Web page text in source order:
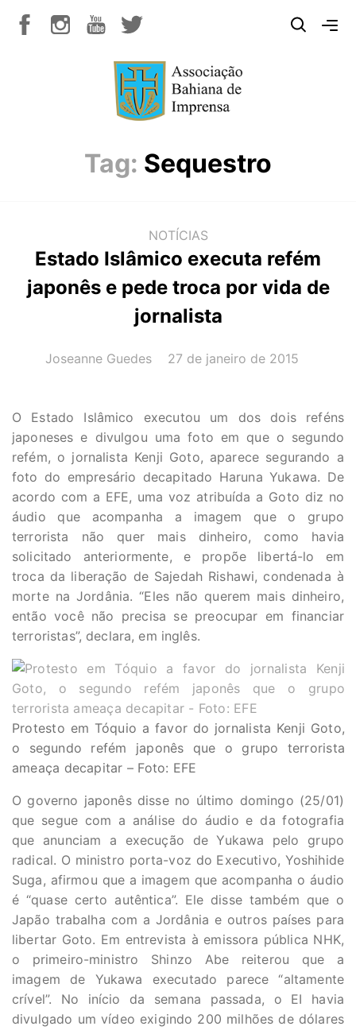
Tag: Sequestro
NOTÍCIAS
Estado Islâmico executa refém
japonês e pede troca por vida de
jornalista
AUTOR(A):
Joseanne Guedes DATA:
27 de janeiro de 2015
O Estado Islâmico executou um dos dois reféns
japoneses e divulgou uma foto em que o segundo
refém, o jornalista Kenji Goto, aparece segurando a
foto do empresário decapitado Haruna Yukawa. De
acordo com a EFE, uma voz atribuída a Goto diz no
áudio que acompanha a imagem que o grupo
terrorista não quer mais dinheiro, como havia
solicitado anteriormente, e propõe libertá-lo em
troca da liberação de Sajedah Rishawi, condenada à
morte na Jordânia. “Eles não querem mais dinheiro,
então você não precisa se preocupar em financiar
terroristas”, declara, em inglês.
Protesto em Tóquio a favor do jornalista Kenji Goto,
o segundo refém japonês que o grupo terrorista
ameaça decapitar – Foto: EFE
O governo japonês disse no último domingo (25/01)
que segue com a análise do áudio e da fotografia
que anunciam a execução de Yukawa pelo grupo
radical. O ministro porta-voz do Executivo, Yoshihide
Suga, afirmou que a imagem que acompanha o áudio
é “quase certo autêntica”. Ele disse também que o
Japão trabalha com a Jordânia e outros países para
libertar Goto. Em entrevista à emissora pública NHK,
o primeiro-ministro Shinzo Abe reiterou que a
imagem de Yukawa executado parece “altamente
crível”. No início da semana passada, o EI havia
divulgado um vídeo exigindo 200 milhões de dólares